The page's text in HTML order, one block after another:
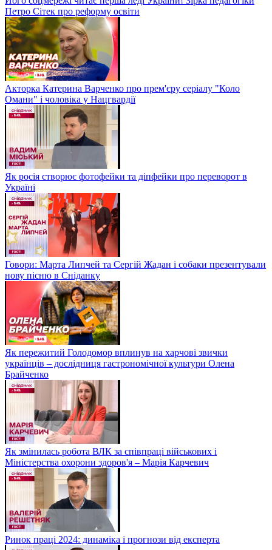
Петро Сітек про реформу освіти
Акторка Катерина Варченко про прем'єру серіалу "Коло
Омани" і чоловіка у Нацгвардії
Як росія створює фотофейки та діпфейки про переворот в
Україні
Говори: Марта Липчей та Сергій Жадан і собаки презентували
нову пісню в Сніданку
Як пережитий Голодомор вплинув на харчові звички
українців – дослідниця гастрономічної культури Олена
Брайченко
Як змінилась робота ВЛК за співпраці військових і
Міністерства охорони здоров'я – Марія Карчевич
Ринок праці 2024: динаміка і прогнози від експерта